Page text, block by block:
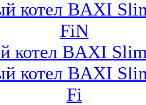
котел BAXI
FiN
котел BAXI
котел BAXI
Fi